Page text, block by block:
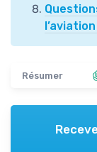
Résumer